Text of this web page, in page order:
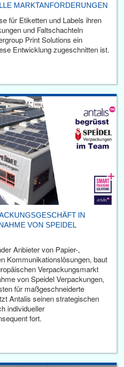
MARKTANFORDERUNGEN
für Etiketten und Labels ihren
und Faltschachteln
Print Solutions ein
Entwicklung zugeschnitten ist.
IN
VON SPEIDEL
Anbieter von Papier-,
Kommunikationslösungen, baut
Verpackungsmarkt
von Speidel Verpackungen,
für maßgeschneiderte
Antalis seinen strategischen
individueller
fort.